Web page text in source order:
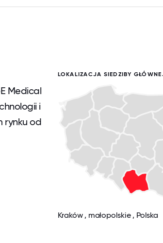
Medical
i
rynku od
LOKALIZACJA SIEDZIBY
Kraków , małopolskie , Polska